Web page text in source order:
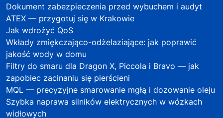
Dokument zabezpieczenia przed wybuchem i audyt
ATEX — przygotuj się w Krakowie
Jak wdrożyć QoS
Wkłady zmiękczająco-odżelaziające: jak poprawić
jakość wody w domu
Filtry do smaru dla Dragon X, Piccola i Bravo — jak
zapobiec zacinaniu się pierścieni
MQL — precyzyjne smarowanie mgłą i dozowanie oleju
Szybka naprawa silników elektrycznych w wózkach
widłowych